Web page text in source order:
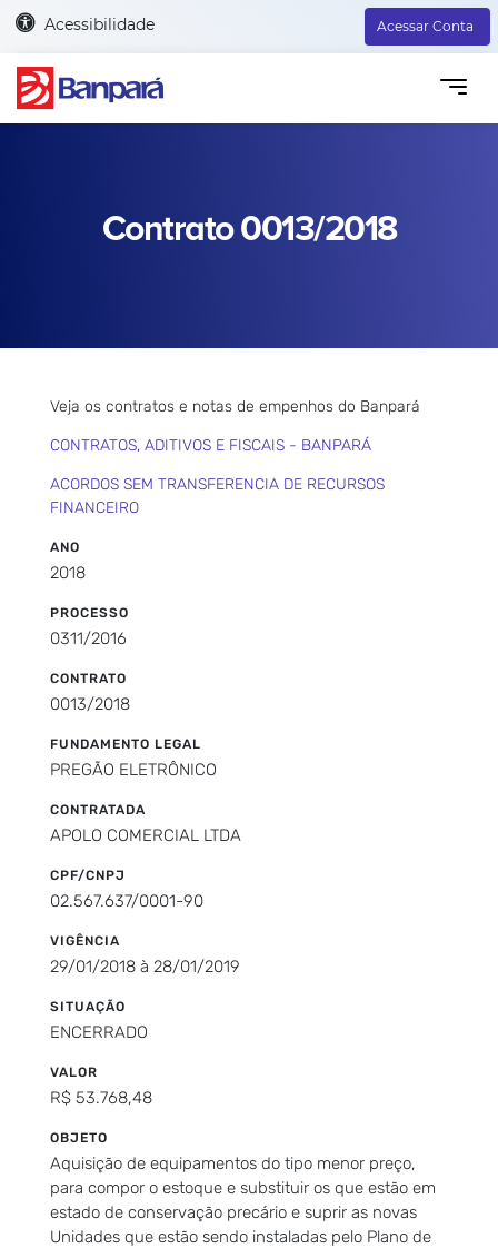
Acessibilidade Acessar Conta
Contrato 0013/2018
Veja os contratos e notas de empenhos do Banpará
CONTRATOS, ADITIVOS E FISCAIS - BANPARÁ
ACORDOS SEM TRANSFERENCIA DE RECURSOS
FINANCEIRO
ANO
2018
PROCESSO
0311/2016
CONTRATO
0013/2018
FUNDAMENTO LEGAL
PREGÃO ELETRÔNICO
CONTRATADA
APOLO COMERCIAL LTDA
CPF/CNPJ
02.567.637/0001-90
VIGÊNCIA
29/01/2018 à 28/01/2019
SITUAÇÃO
ENCERRADO
VALOR
R$ 53.768,48
OBJETO
Aquisição de equipamentos do tipo menor preço,
para compor o estoque e substituir os que estão em
estado de conservação precário e suprir as novas
Unidades que estão sendo instaladas pelo Plano de